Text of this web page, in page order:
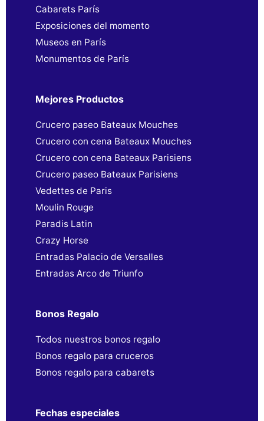
Cabarets París
Exposiciones del momento
Museos en París
Monumentos de París
Mejores Productos
Crucero paseo Bateaux Mouches
Crucero con cena Bateaux Mouches
Crucero con cena Bateaux Parisiens
Crucero paseo Bateaux Parisiens
Vedettes de Paris
Moulin Rouge
Paradis Latin
Crazy Horse
Entradas Palacio de Versalles
Entradas Arco de Triunfo
Bonos Regalo
Todos nuestros bonos regalo
Bonos regalo para cruceros
Bonos regalo para cabarets
Fechas especiales